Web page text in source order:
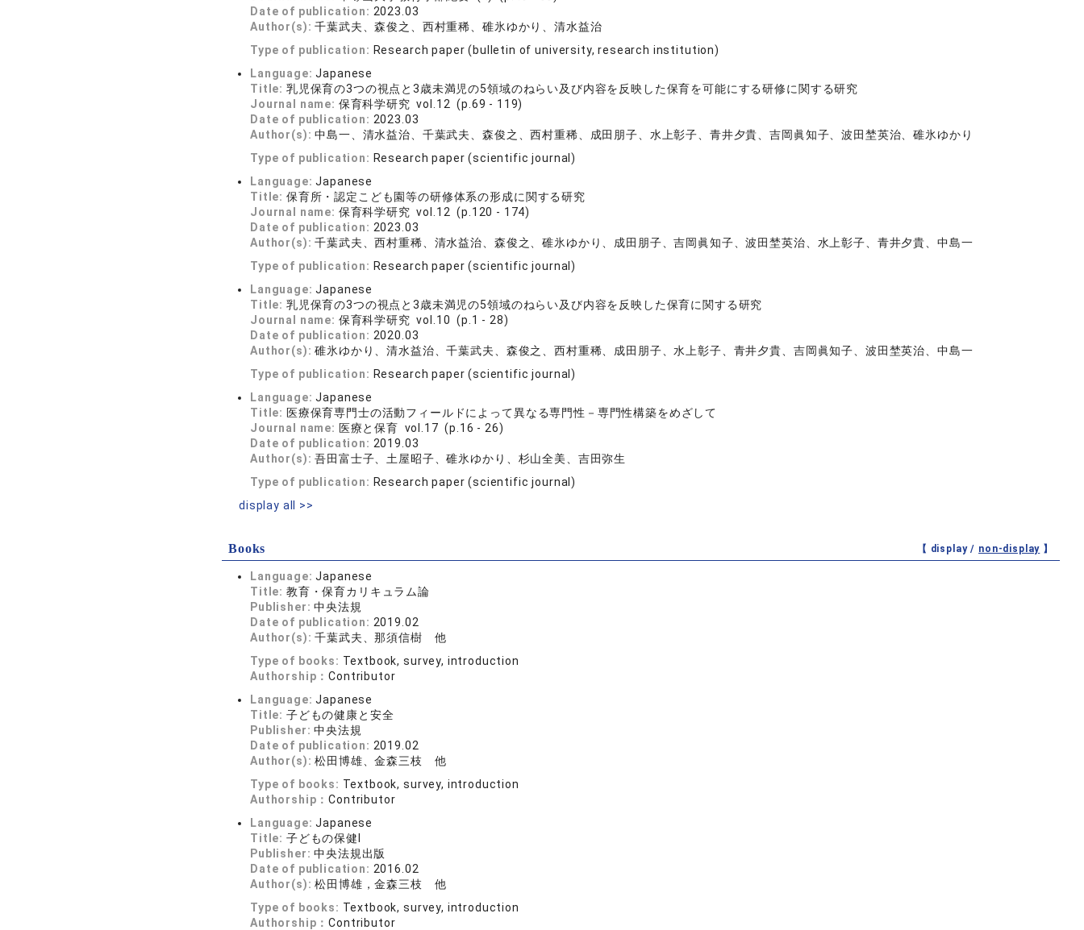
Date of publication: 2023.03
Author(s):千葉武夫、森俊之、西村重稀、碓氷ゆかり、清水益治
Type of publication: Research paper (bulletin of university, research institution)
Language:Japanese
Title: 乳児保育の3つの視点と3歳未満児の5領域のねらい及び内容を反映した保育を可能にする研修に関する研究
Journal name: 保育科学研究 vol.12 (p.69 - 119)
Date of publication: 2023.03
Author(s):中島一、清水益治、千葉武夫、森俊之、西村重稀、成田朋子、水上彰子、青井夕貴、吉岡眞知子、波田埜英治、碓氷ゆかり
Type of publication: Research paper (scientific journal)
Language:Japanese
Title: 保育所・認定こども園等の研修体系の形成に関する研究
Journal name: 保育科学研究 vol.12 (p.120 - 174)
Date of publication: 2023.03
Author(s):千葉武夫、西村重稀、清水益治、森俊之、碓氷ゆかり、成田朋子、吉岡眞知子、波田埜英治、水上彰子、青井夕貴、中島一
Type of publication: Research paper (scientific journal)
Language:Japanese
Title: 乳児保育の3つの視点と3歳未満児の5領域のねらい及び内容を反映した保育に関する研究
Journal name: 保育科学研究 vol.10 (p.1 - 28)
Date of publication: 2020.03
Author(s):碓氷ゆかり、清水益治、千葉武夫、森俊之、西村重稀、成田朋子、水上彰子、青井夕貴、吉岡眞知子、波田埜英治、中島一
Type of publication: Research paper (scientific journal)
Language:Japanese
Title: 医療保育専門士の活動フィールドによって異なる専門性－専門性構築をめざして
Journal name: 医療と保育 vol.17 (p.16 - 26)
Date of publication: 2019.03
Author(s):吾田富士子、土屋昭子、碓氷ゆかり、杉山全美、吉田弥生
Type of publication: Research paper (scientific journal)
display all >>
Books 【 display / non-display 】
Language:Japanese
Title: 教育・保育カリキュラム論
Publisher:中央法規
Date of publication: 2019.02
Author(s):千葉武夫、那須信樹 他
Type of books: Textbook, survey, introduction
Authorship：Contributor
Language:Japanese
Title: 子どもの健康と安全
Publisher:中央法規
Date of publication: 2019.02
Author(s):松田博雄、金森三枝 他
Type of books: Textbook, survey, introduction
Authorship：Contributor
Language:Japanese
Title: 子どもの保健Ⅰ
Publisher:中央法規出版
Date of publication: 2016.02
Author(s):松田博雄，金森三枝 他
Type of books: Textbook, survey, introduction
Authorship：Contributor